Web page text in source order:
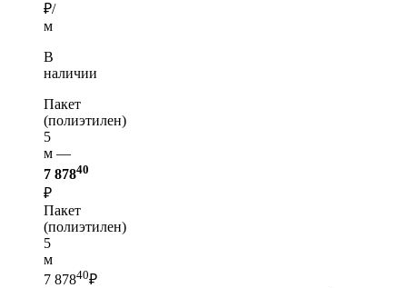
₽/
м
В
наличии
Пакет
(полиэтилен)
5
м —
7 87840
₽
Пакет
(полиэтилен)
5
м
7 87840₽